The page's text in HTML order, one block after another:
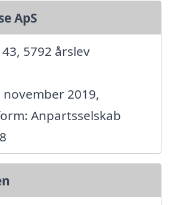
ApS
5792 årslev
2019,
Anpartsselskab